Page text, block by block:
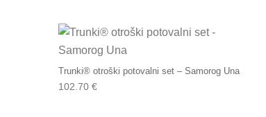
Trunki® otroški potovalni set – Samorog Una
102.70 €